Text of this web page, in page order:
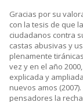
Gracias por su
con la tesis de que
ciudadanos contra
castas abusivas y
plenamente
vez y en el año
explicada y
nuevos amos
pensadores la